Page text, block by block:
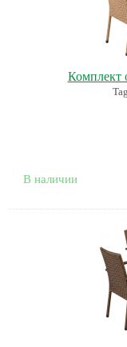
Комплект
В наличии